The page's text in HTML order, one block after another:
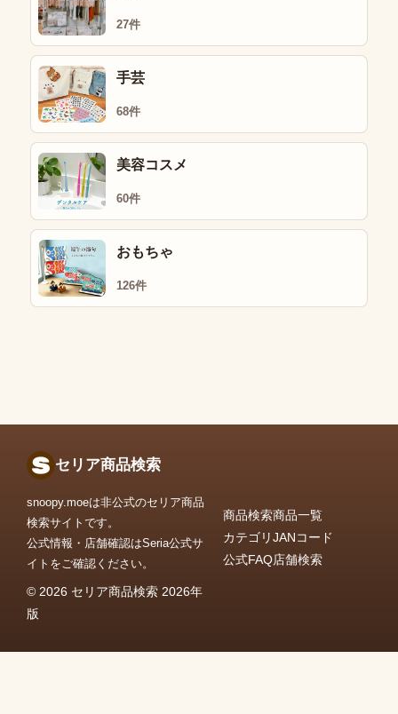
27件
手芸
68件
美容コスメ
60件
おもちゃ
126件
セリア商品検索
snoopy.moeは非公式のセリア商品
検索サイトです。
公式情報・店舗確認はSeria公式サ
イトをご確認ください。
© 2026 セリア商品検索 2026年
版
商品検索商品一覧
カテゴリJANコード
公式FAQ店舗検索